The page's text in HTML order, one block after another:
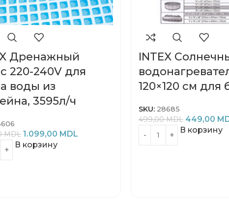
Дренажный
220-240V для
воды из
3595л/ч
MDL 1.099,00 MDL
В корзину
INTEX
120×120 см для
SKU: 28685
499,00MDL 449,00
В корзину